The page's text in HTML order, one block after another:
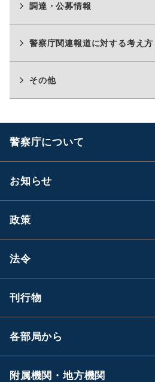
調達・公募情報
警察庁関連報道に対する考え方
その他
警察庁について
お知らせ
政策
法令
刊行物
各部局から
附属機関・地方機関